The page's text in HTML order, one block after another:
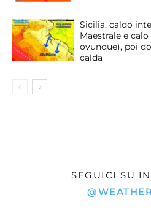
Sicilia, caldo
Maestrale e
ovunque), poi
calda
SEGUICI SU